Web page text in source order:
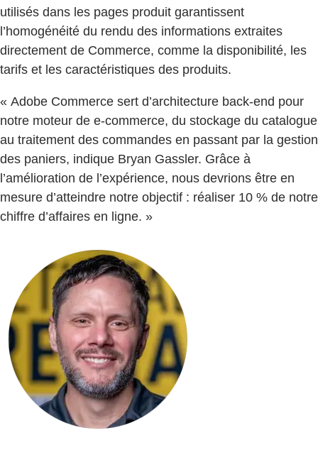
utilisés dans les pages produit garantissent
l’homogénéité du rendu des informations extraites
directement de Commerce, comme la disponibilité, les
tarifs et les caractéristiques des produits.
« Adobe Commerce sert d’architecture back-end pour
notre moteur de e-commerce, du stockage du catalogue
au traitement des commandes en passant par la gestion
des paniers, indique Bryan Gassler. Grâce à
l’amélioration de l’expérience, nous devrions être en
mesure d’atteindre notre objectif : réaliser 10 % de notre
chiffre d’affaires en ligne. »